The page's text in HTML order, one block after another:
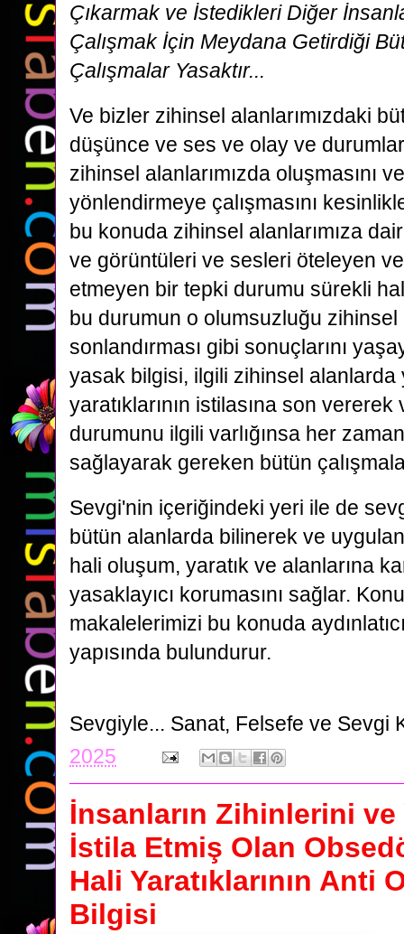
Çıkarmak ve İstedikleri Diğer
Çalışmak İçin Meydana Getirdiği
Çalışmalar Yasaktır...
Ve bizler zihinsel alanlarımızdaki
düşünce ve ses ve olay ve
zihinsel alanlarımızda oluşmasını
yönlendirmeye çalışmasını
bu konuda zihinsel alanlarımıza
ve görüntüleri ve sesleri öteleyen
etmeyen bir tepki durumu sürekli
bu durumun o olumsuzluğu zihinsel
sonlandırması gibi sonuçlarını
yasak bilgisi, ilgili zihinsel alanlarda
yaratıklarının istilasına son
durumunu ilgili varlığınsa her
sağlayarak gereken bütün
Sevgi'nin içeriğindeki yeri ile de
bütün alanlarda bilinerek ve
hali oluşum, yaratık ve alanlarına
yasaklayıcı korumasını sağlar.
makalelerimizi bu konuda
yapısında bulundurur.
Sevgiyle... Sanat, Felsefe ve Sevgi
2025
İnsanların Zihinlerini ve
İstila Etmiş Olan
Hali Yaratıklarının Anti
Bilgisi